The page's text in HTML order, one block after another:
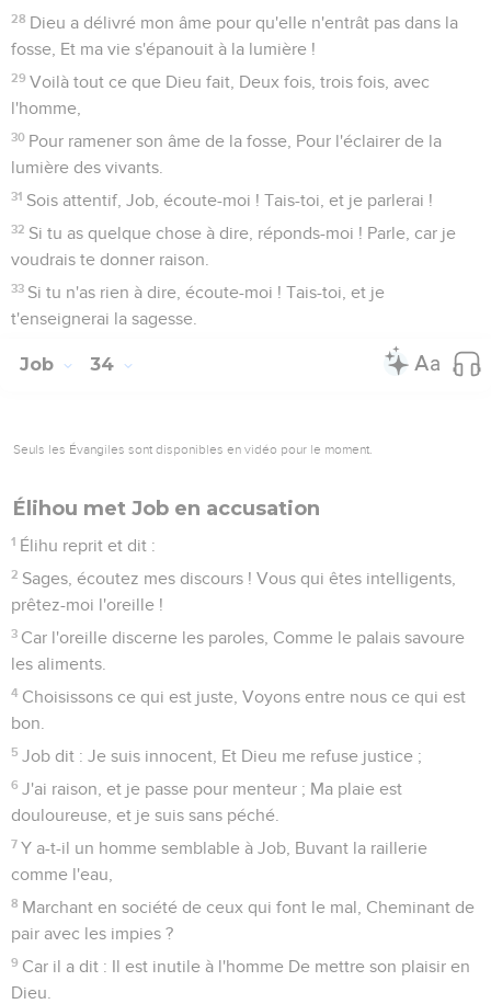
28 Dieu a délivré mon âme pour qu'elle n'entrât pas dans la
fosse, Et ma vie s'épanouit à la lumière !
29 Voilà tout ce que Dieu fait, Deux fois, trois fois, avec
l'homme,
30 Pour ramener son âme de la fosse, Pour l'éclairer de la
lumière des vivants.
31 Sois attentif, Job, écoute-moi ! Tais-toi, et je parlerai !
32 Si tu as quelque chose à dire, réponds-moi ! Parle, car je
voudrais te donner raison.
33 Si tu n'as rien à dire, écoute-moi ! Tais-toi, et je
t'enseignerai la sagesse.
Job 34
Seuls les Évangiles sont disponibles en vidéo pour le moment.
Élihou met Job en accusation
1 Élihu reprit et dit :
2 Sages, écoutez mes discours ! Vous qui êtes intelligents,
prêtez-moi l'oreille !
3 Car l'oreille discerne les paroles, Comme le palais savoure
les aliments.
4 Choisissons ce qui est juste, Voyons entre nous ce qui est
bon.
5 Job dit : Je suis innocent, Et Dieu me refuse justice ;
6 J'ai raison, et je passe pour menteur ; Ma plaie est
douloureuse, et je suis sans péché.
7 Y a-t-il un homme semblable à Job, Buvant la raillerie
comme l'eau,
8 Marchant en société de ceux qui font le mal, Cheminant de
pair avec les impies ?
9 Car il a dit : Il est inutile à l'homme De mettre son plaisir en
Dieu.